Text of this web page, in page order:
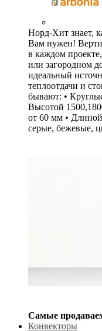
Норд-Хит знает,
Вам нужен!
в каждом
или загородном
идеальный
теплоотдачи и
бывают: •
Высотой
от 60 мм •
серые, бежевые,
Самые
Конвекторы